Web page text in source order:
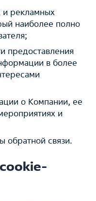
и рекламных
наиболее полно
предоставления
в более
о Компании, ее
и
обратной связи.